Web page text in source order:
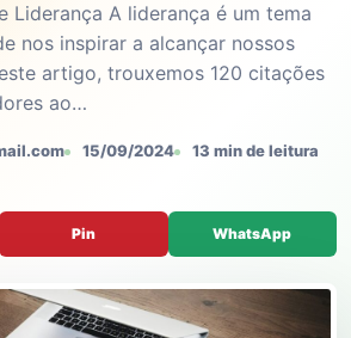
Liderança A liderança é um tema
nos inspirar a alcançar nossos
artigo, trouxemos 120 citações
ao…
15/09/2024 13 min de leitura
Pin WhatsApp